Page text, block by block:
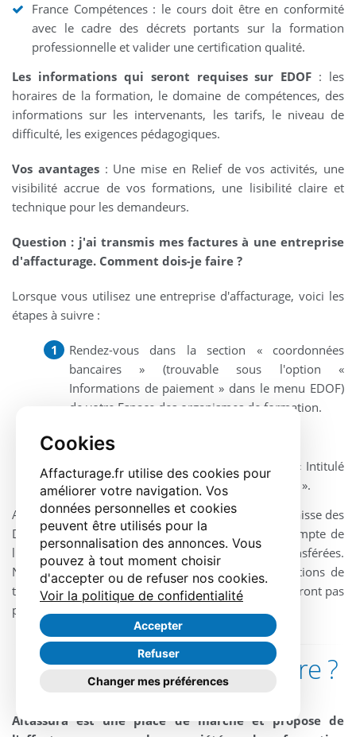
Cookies
Affacturage.fr utilise des cookies pour
améliorer votre navigation. Vos
données personnelles et cookies
peuvent être utilisés pour la
personnalisation des annonces. Vous
pouvez à tout moment choisir
d'accepter ou de refuser nos cookies.
Voir la politique de confidentialité
Accepter
Refuser
Changer mes préférences
France Compétences : le cours doit être en conformité
avec le cadre des décrets portants sur la formation
professionnelle et valider une certification qualité.
Les informations qui seront requises sur EDOF : les
horaires de la formation, le domaine de compétences, des
informations sur les intervenants, les tarifs, le niveau de
difficulté, les exigences pédagogiques.
Vos avantages: Une mise en Relief de vos activités, une
visibilité accrue de vos formations, une lisibilité claire et
technique pour les demandeurs.
Question : j'ai transmis mes factures à une entreprise
d'affacturage. Comment dois-je faire ?
Lorsque vous utilisez une entreprise d'affacturage, voici les
étapes à suivre :
Rendez-vous dans la section « coordonnées
bancaires » (trouvable sous l'option «
Informations de paiement » dans le menu EDOF)
de votre Espace des organismes de formation.
Entrez l'IBAN de la société d'affacturage.
Indiquez le nom du factor dans la case « Intitulé
du compte pour l'organisme de formation ».
Après validation de ces informations bancaires, la Caisse des
Dépôts effectuera les paiements directement au compte de
l'affactureur pour les facturations que vous avez transférées.
Notez bien que toutes les factures ou les notifications de
transfert de créance envoyées par voie postale ne seront pas
prises en compte.
Pourquoi choisir notre offre ?
Altassura est une place de marché et propose de